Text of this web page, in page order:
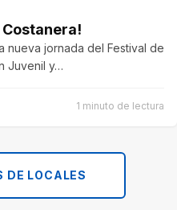
Costanera!
nueva jornada del Festival de
Juvenil y…
1 minuto de lectura
DE LOCALES